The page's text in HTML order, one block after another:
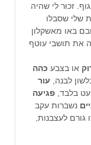
זכור לי שהיה
שלי שסבלו
באו מאשקלון
את תושבי עוטף
או בצבע כהה
לבנה, עור
בלבד, פגיעה
נשברות עקב
גורם לעצבנות,